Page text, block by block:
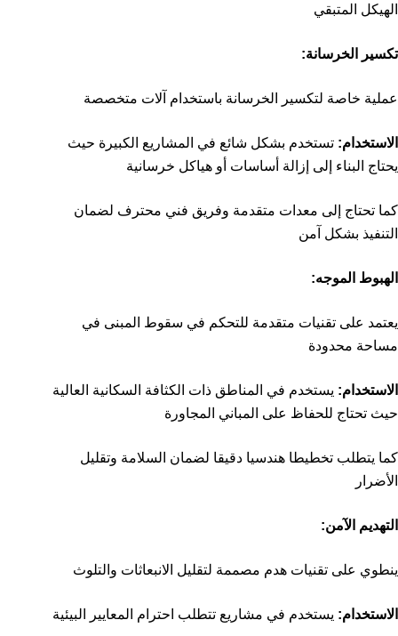
الهيكل المتبقي
تكسير الخرسانة:
عملية خاصة لتكسير الخرسانة باستخدام آلات متخصصة
الاستخدام: تستخدم بشكل شائع في المشاريع الكبيرة حيث
يحتاج البناء إلى إزالة أساسات أو هياكل خرسانية
كما تحتاج إلى معدات متقدمة وفريق فني محترف لضمان
التنفيذ بشكل آمن
الهبوط الموجه:
يعتمد على تقنيات متقدمة للتحكم في سقوط المبنى في
مساحة محدودة
الاستخدام: يستخدم في المناطق ذات الكثافة السكانية العالية
حيث تحتاج للحفاظ على المباني المجاورة
كما يتطلب تخطيطا هندسيا دقيقا لضمان السلامة وتقليل
الأضرار
التهديم الآمن:
ينطوي على تقنيات هدم مصممة لتقليل الانبعاثات والتلوث
الاستخدام: يستخدم في مشاريع تتطلب احترام المعايير البيئية